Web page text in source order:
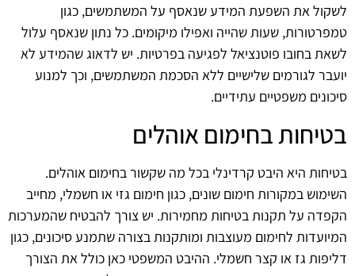
לשקול את השפעת המידע שנאסף על המשתמשים, כגון
טמפרטורות, שעות שהייה ואפילו מיקומים. כל נתון שנאסף עלול
לשאת בחובו פוטנציאל לפגיעה בפרטיות. יש לדאוג שהמידע לא
יועבר לגורמים שלישיים ללא הסכמת המשתמשים, וכך למנוע
סיכונים משפטיים עתידיים.
בטיחות בחימום אוהלים
בטיחות היא היבט קרדינלי בכל מה שקשור בחימום אוהלים.
השימוש במקורות חימום שונים, כגון חימום גזי או חשמלי, מחייב
הקפדה על תקנות בטיחות מחמירות. יש צורך להבטיח שהמערכות
המיועדות לחימום מעוצבות ומותקנות בצורה שתמנע סיכונים, כגון
דליפות גז או קצר חשמלי. ההיבט המשפטי כאן כולל את הצורך